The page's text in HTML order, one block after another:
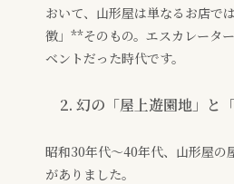
おいて、山形屋は単なるお店で
徴」**そのもの。エスカレータ
ベントだった時代です。
2. 幻の「屋上遊園地」と
昭和30年代〜40年代、山形屋の
がありました。